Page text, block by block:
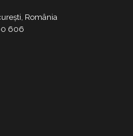
România
606